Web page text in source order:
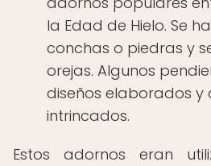
la Edad de Hielo. Se
conchas o piedras y
orejas. Algunos
diseños elaborados y
intrincados.
Estos adornos eran